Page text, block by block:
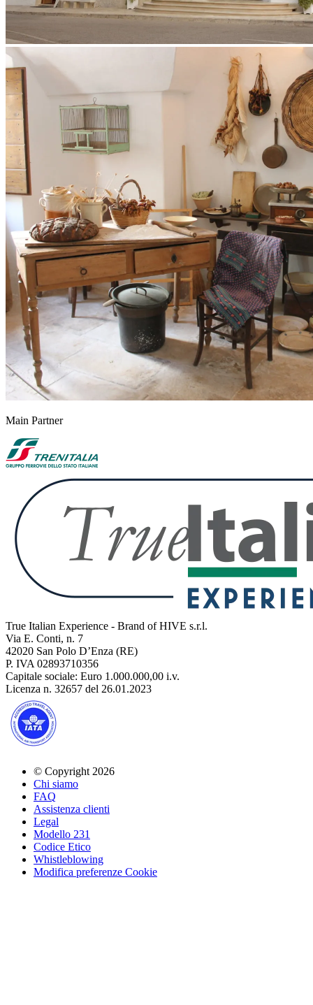
Main Partner
True Italian Experience - Brand of HIVE s.r.l.
Via E. Conti, n. 7
42020 San Polo D’Enza (RE)
P. IVA 02893710356
Capitale sociale: Euro 1.000.000,00 i.v.
Licenza n. 32657 del 26.01.2023
© Copyright 2026
Chi siamo
FAQ
Assistenza clienti
Legal
Modello 231
Codice Etico
Whistleblowing
Modifica preferenze Cookie